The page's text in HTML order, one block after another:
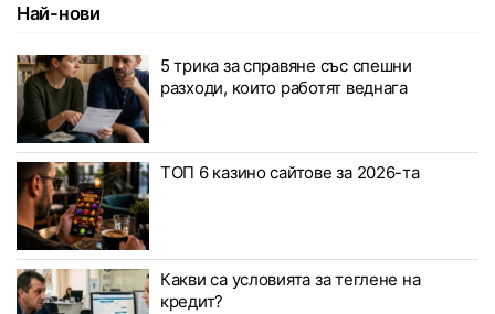
Най-нови
5 трика за справяне със спешни
разходи, които работят веднага
ТОП 6 казино сайтове за 2026-та
Какви са условията за теглене на
кредит?